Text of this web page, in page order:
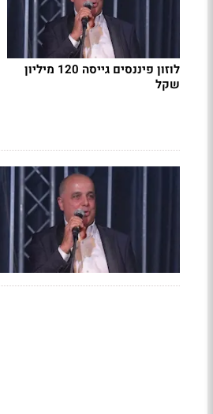
לוזון פיננסים גייסה 120 מיליון
שקל